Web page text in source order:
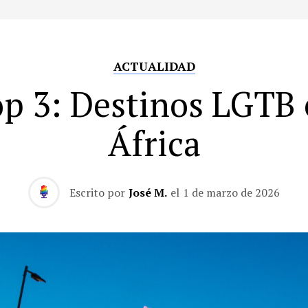
ACTUALIDAD
3: Destinos LGTB
África
Escrito por José M. el 1 de marzo de 2026